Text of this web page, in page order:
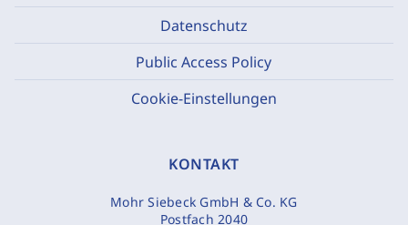
Datenschutz
Public Access Policy
Cookie-Einstellungen
KONTAKT
Mohr Siebeck GmbH & Co. KG
Postfach 2040